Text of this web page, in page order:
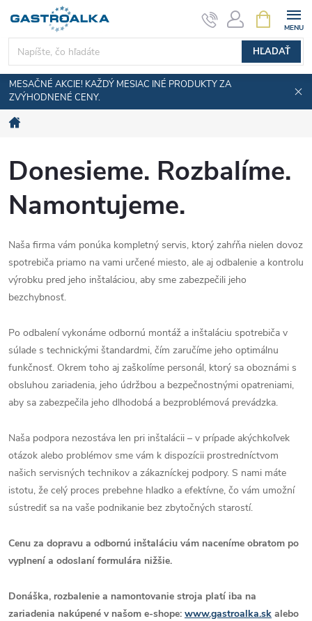
obsah
HĽADAŤ
KOŠÍK
MESAČNÉ AKCIE! KAŽDÝ MESIAC INÉ PRODUKTY ZA
ZVÝHODNENÉ CENY.
Donesieme. Rozbalíme.
Namontujeme.
Naša firma vám ponúka kompletný servis, ktorý zahŕňa nielen dovoz
spotrebiča priamo na vami určené miesto, ale aj odbalenie a kontrolu
výrobku pred jeho inštaláciou, aby sme zabezpečili jeho
bezchybnosť.
Po odbalení vykonáme odbornú montáž a inštaláciu spotrebiča v
súlade s technickými štandardmi, čím zaručíme jeho optimálnu
funkčnosť. Okrem toho aj zaškolíme personál, ktorý sa oboznámi s
obsluhou zariadenia, jeho údržbou a bezpečnostnými opatreniami,
aby sa zabezpečila jeho dlhodobá a bezproblémová prevádzka.
Naša podpora nezostáva len pri inštalácii – v prípade akýchkoľvek
otázok alebo problémov sme vám k dispozícii prostredníctvom
našich servisných technikov a zákazníckej podpory. S nami máte
istotu, že celý proces prebehne hladko a efektívne, čo vám umožní
sústrediť sa na vaše podnikanie bez zbytočných starostí.
Cenu za dopravu a odbornú inštaláciu vám naceníme obratom po
vyplnení a odoslaní formulára nižšie.
Donáška, rozbalenie a namontovanie stroja platí iba na
zariadenia nakúpené v našom e-shope: www.gastroalka.sk alebo